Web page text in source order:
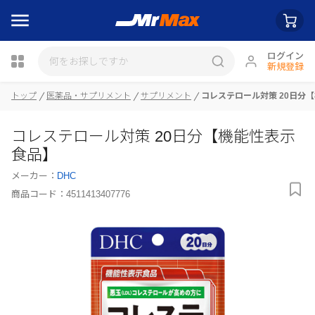
ログイン
新規登録
トップ 医薬品・サプリメント サプリメント コレステロール対策 20日分
コレステロール対策 20日分【機能性表示
食品】
メーカー： DHC
商品コード： 4511413407776